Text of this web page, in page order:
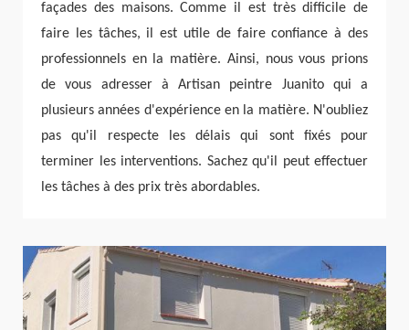
façades des maisons. Comme il est très difficile de
faire les tâches, il est utile de faire confiance à des
professionnels en la matière. Ainsi, nous vous prions
de vous adresser à Artisan peintre Juanito qui a
plusieurs années d'expérience en la matière. N'oubliez
pas qu'il respecte les délais qui sont fixés pour
terminer les interventions. Sachez qu'il peut effectuer
les tâches à des prix très abordables.